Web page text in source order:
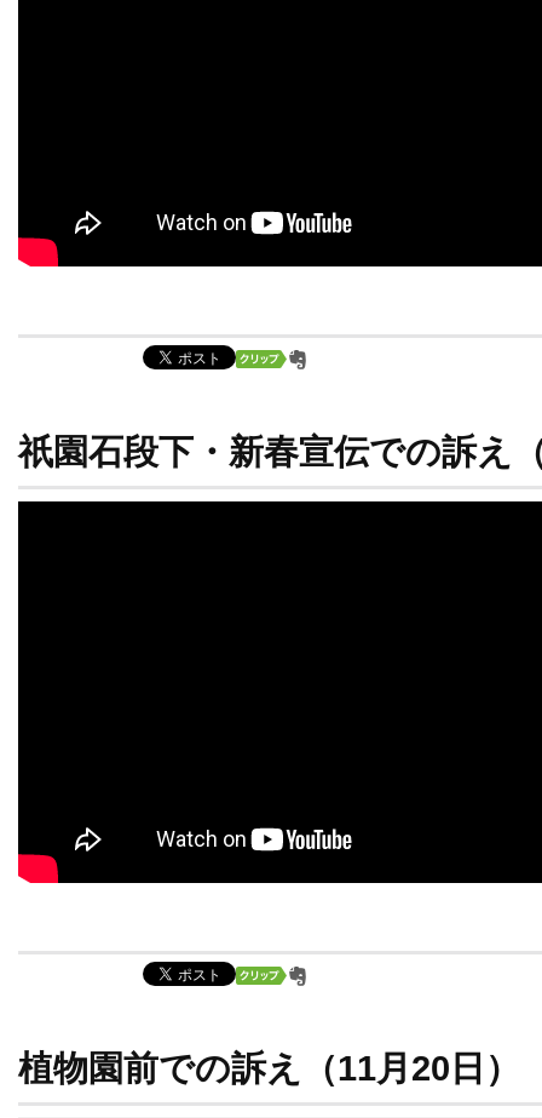
祇園石段下・新春宣伝での訴え
植物園前での訴え（11月20日）